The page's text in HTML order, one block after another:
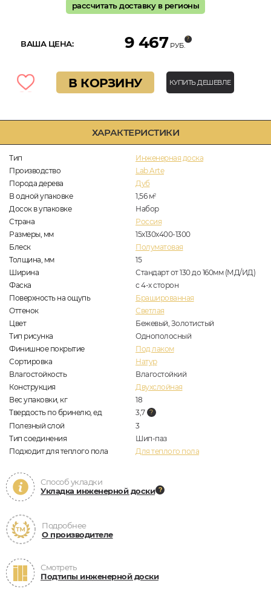
ХАРАКТЕРИСТИКИ
Тип
Инженерная доска
Производство
Lab Arte
Порода дерева
Дуб
В одной упаковке
1,56 м2
Досок в упаковке
Набор
Страна
Россия
Размеры, мм
15х130х400-1300
Блеск
Полуматовая
Толщина, мм
15
Ширина
Стандарт от 130 до 160мм (МД/ИД)
Фаска
с 4-х сторон
Поверхность на ощупь
Брашированная
Оттенок
Светлая
Цвет
Бежевый, Золотистый
Тип рисунка
Однополосный
Финишное покрытие
Под лаком
Сортировка
Натур
Влагостойкость
Влагостойкий
Конструкция
Двухслойная
Вес упаковки, кг
18
Твердость по бринелю, ед
3,7
Полезный слой
3
Тип соединения
Шип-паз
Подходит для теплого пола
Для теплого пола
Способ укладки
Укладка инженерной доски
Подробнее
О производителе
Смотреть
Подтипы инженерной доски
рассчитать доставку в регионы
ВАША ЦЕНА: 9 467 РУБ.
В КОРЗИНУ КУПИТЬ ДЕШЕВЛЕ